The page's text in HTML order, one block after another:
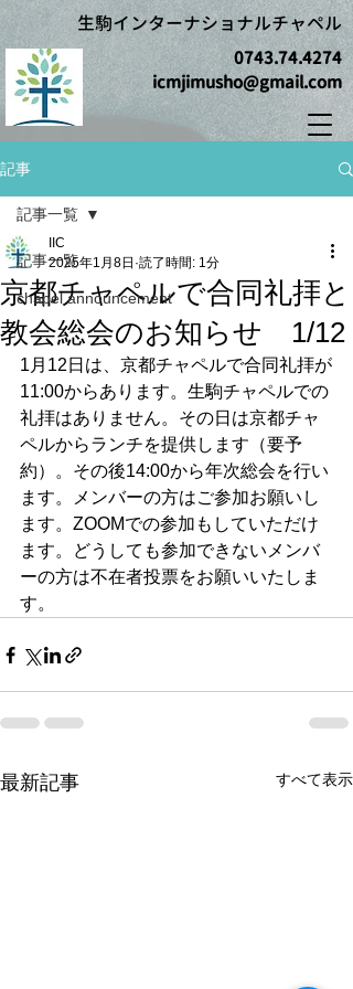
生駒インターナショナルチャペル
0743.74.4274
icmjimusho@gmail.com
記事
記事一覧
chapel announcement
記事一覧
京都チャペルで合同礼拝と
教会総会のお知らせ 1/12
IIC
2025年1月8日 読了時間: 1分
1月12日は、京都チャペルで合同礼拝が
11:00からあります。生駒チャペルでの
礼拝はありません。その日は京都チャ
ペルからランチを提供します（要予
約）。その後14:00から年次総会を行い
ます。メンバーの方はご参加お願いし
ます。ZOOMでの参加もしていただけ
ます。どうしても参加できないメンバ
ーの方は不在者投票をお願いいたしま
す。
最新記事 すべて表示